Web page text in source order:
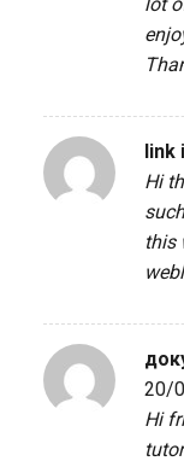
link
Hi
this
20/
Hi